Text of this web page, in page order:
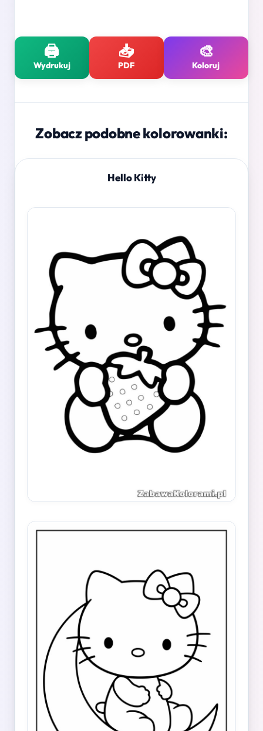
🖨️
Wydrukuj
📥
PDF
🎨
Koloruj
Zobacz podobne kolorowanki:
Hello Kitty